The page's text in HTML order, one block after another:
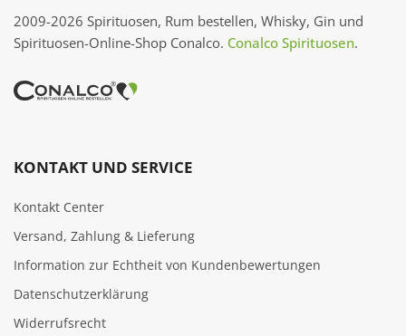
2009-2026 Spirituosen, Rum bestellen, Whisky, Gin und
Spirituosen-Online-Shop Conalco. Conalco Spirituosen.
KONTAKT UND SERVICE
Kontakt Center
Versand, Zahlung & Lieferung
Information zur Echtheit von Kundenbewertungen
Datenschutzerklärung
Widerrufsrecht